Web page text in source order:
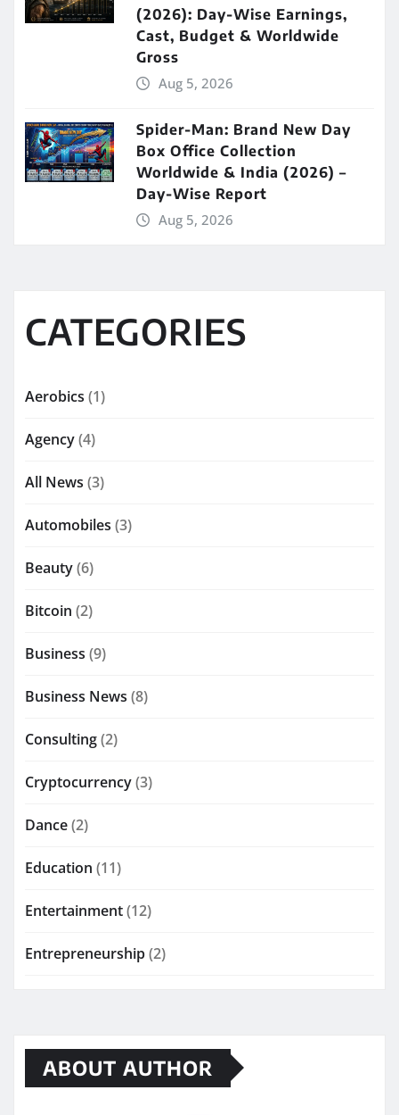
(2026): Day-Wise Earnings,
Cast, Budget & Worldwide
Gross
Aug 5, 2026
Spider-Man: Brand New Day
Box Office Collection
Worldwide & India (2026) –
Day-Wise Report
Aug 5, 2026
CATEGORIES
Aerobics (1)
Agency(4)
All News (3)
Automobiles (3)
Beauty(6)
Bitcoin (2)
Business (9)
Business News (8)
Consulting(2)
Cryptocurrency(3)
Dance(2)
Education (11)
Entertainment(12)
Entrepreneurship(2)
ABOUT AUTHOR